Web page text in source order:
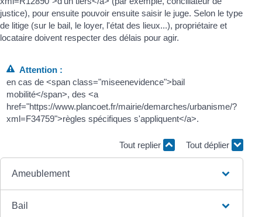
justice), pour ensuite pouvoir ensuite saisir le juge. Selon le type
de litige (sur le bail, le loyer, l'état des lieux...), propriétaire et
locataire doivent respecter des délais pour agir.
Attention :
en cas de <span class="miseenevidence">bail
mobilité</span>, des <a
href="https://www.plancoet.fr/mairie/demarches/urbanisme/?
xml=F34759">règles spécifiques s'appliquent</a>.
Tout replier Tout déplier
Ameublement
Bail